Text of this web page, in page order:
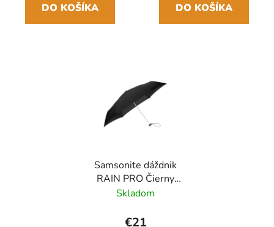
DO KOŠÍKA DO KOŠÍKA
Samsonite dáždnik
RAIN PRO Čierny
skladací manuálny
Skladom
€21